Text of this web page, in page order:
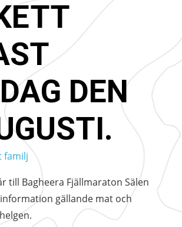
DEN
till Bagheera Fjällmaraton Sälen
gällande mat och